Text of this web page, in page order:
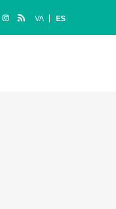
VA ES